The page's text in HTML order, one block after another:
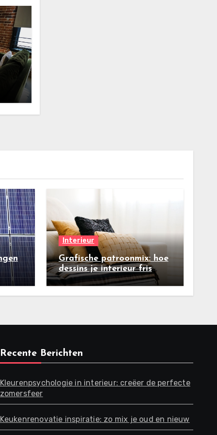
Interieur
Grafische patroonmix: hoe
dessins je interieur fris
maken
Recente Berichten
Kleurenpsychologie in interieur: creëer de perfecte
zomersfeer
Keukenrenovatie inspiratie: zo mix je oud en nieuw